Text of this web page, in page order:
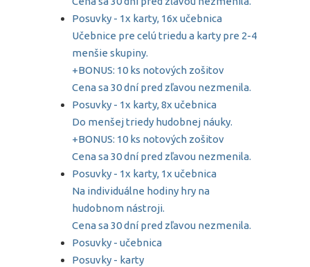
Posuvky - 1x karty, 16x učebnica
Učebnice pre celú triedu a karty pre 2-4
menšie skupiny.
+BONUS: 10 ks notových zošitov
Cena sa 30 dní pred zľavou nezmenila.
Posuvky - 1x karty, 8x učebnica
Do menšej triedy hudobnej náuky.
+BONUS: 10 ks notových zošitov
Cena sa 30 dní pred zľavou nezmenila.
Posuvky - 1x karty, 1x učebnica
Na individuálne hodiny hry na
hudobnom nástroji.
Cena sa 30 dní pred zľavou nezmenila.
Posuvky - učebnica
Posuvky - karty